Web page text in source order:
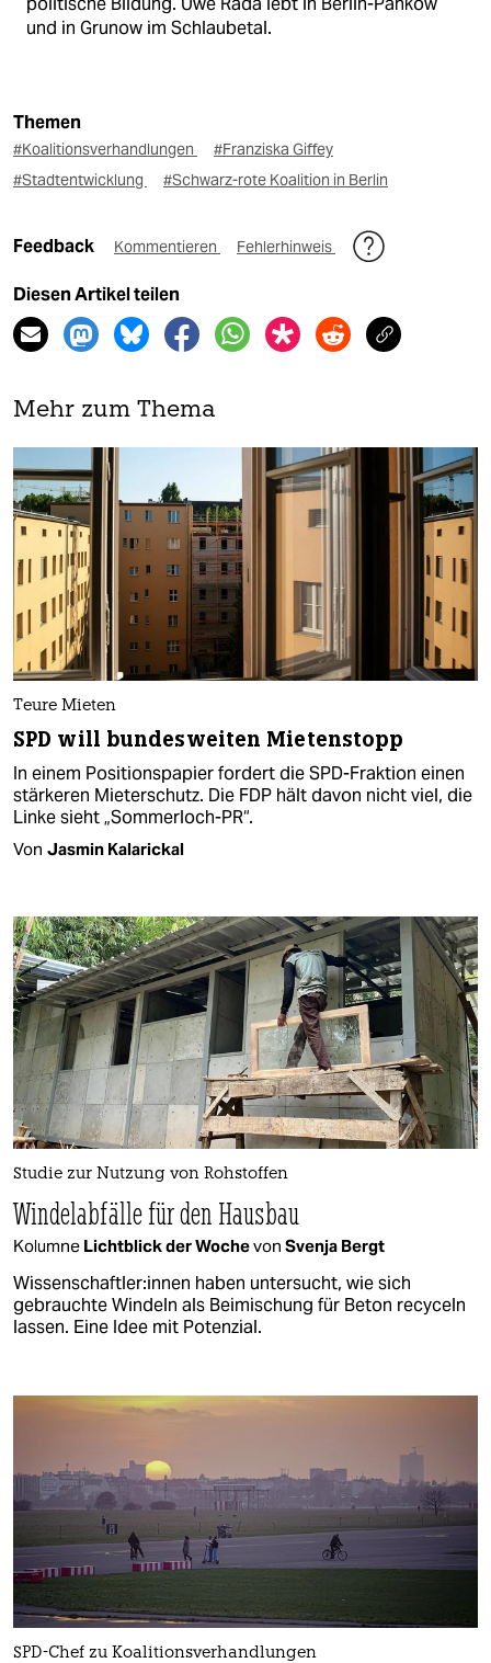
und in Grunow im Schlaubetal.
Themen
#Koalitionsverhandlungen
#Franziska Giffey
#Stadtentwicklung
#Schwarz-rote Koalition in Berlin
Feedback Kommentieren Fehlerhinweis
Diesen Artikel teilen
Mehr zum Thema
Teure Mieten
SPD will bundesweiten Mietenstopp
In einem Positionspapier fordert die SPD-Fraktion einen
stärkeren Mieterschutz. Die FDP hält davon nicht viel, die
Linke sieht „Sommerloch-PR“.
Von Jasmin Kalarickal
Studie zur Nutzung von Rohstoffen
Windelabfälle für den Hausbau
Kolumne Lichtblick der Wochevon Svenja Bergt
Wissenschaftler:innen haben untersucht, wie sich
gebrauchte Windeln als Beimischung für Beton recyceln
lassen. Eine Idee mit Potenzial.
SPD-Chef zu Koalitionsverhandlungen